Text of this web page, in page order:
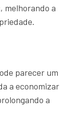
melhorando a
parecer um
a economizar
a